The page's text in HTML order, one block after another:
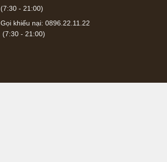
(7:30 - 21:00)
Gọi khiếu nại: 0896.22.11.22
(7:30 - 21:00)